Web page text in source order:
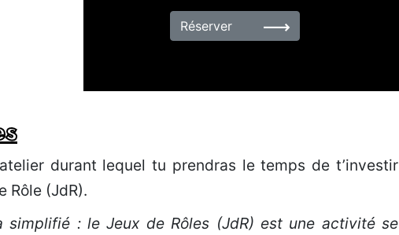
Réserver
durant lequel tu prendras le temps de t’investir
Rôle (JdR).
simplifié : le Jeux de Rôles (JdR) est une activité se